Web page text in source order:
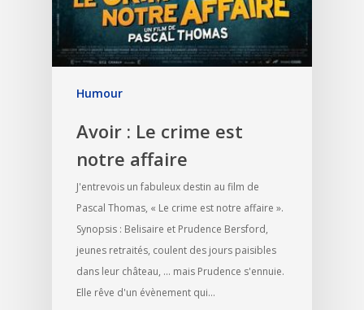
Humour
Avoir : Le crime est
notre affaire
J'entrevois un fabuleux destin au film de
Pascal Thomas, « Le crime est notre affaire ».
Synopsis : Belisaire et Prudence Bersford,
jeunes retraités, coulent des jours paisibles
dans leur château, ... mais Prudence s'ennuie.
Elle rêve d'un évènement qui…